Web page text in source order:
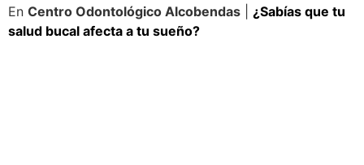
En Centro Odontológico Alcobendas
¿Sabías que tu
salud bucal afecta a tu sueño?